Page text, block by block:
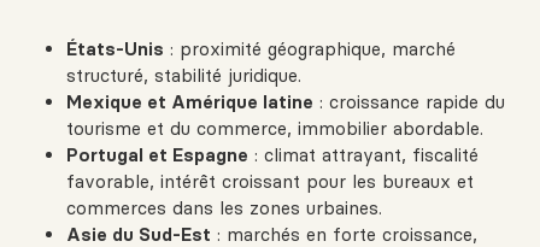
États-Unis : proximité géographique, marché
structuré, stabilité juridique.
Mexique et Amérique latine : croissance rapide du
tourisme et du commerce, immobilier abordable.
Portugal et Espagne : climat attrayant, fiscalité
favorable, intérêt croissant pour les bureaux et
commerces dans les zones urbaines.
Asie du Sud-Est : marchés en forte croissance,